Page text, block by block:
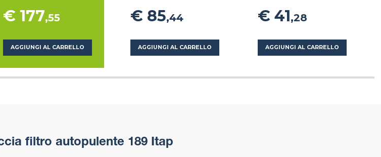
€ 177,55
AGGIUNGI AL CARRELLO
€ 85,44
AGGIUNGI AL CARRELLO
€ 41,28
AGGIUNGI AL CARRELLO
filtro autopulente 189 Itap